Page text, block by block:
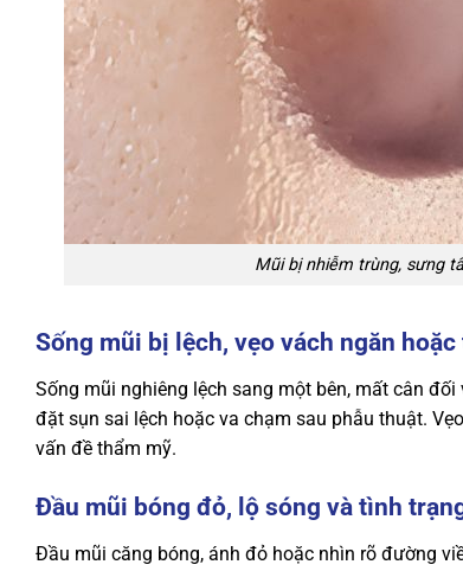
Mũi bị nhiễm trùng, sưng
Sống mũi bị lệch, vẹo vách ngăn
Sống mũi nghiêng lệch sang một bên, mất cân
đặt sụn sai lệch hoặc va chạm sau phẫu thuật.
vấn đề thẩm mỹ.
Đầu mũi bóng đỏ, lộ sóng và tình
Đầu mũi căng bóng, ánh đỏ hoặc nhìn rõ đường